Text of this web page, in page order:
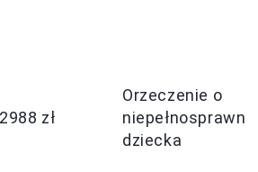
2988 zł
Orzeczenie o
dziecka